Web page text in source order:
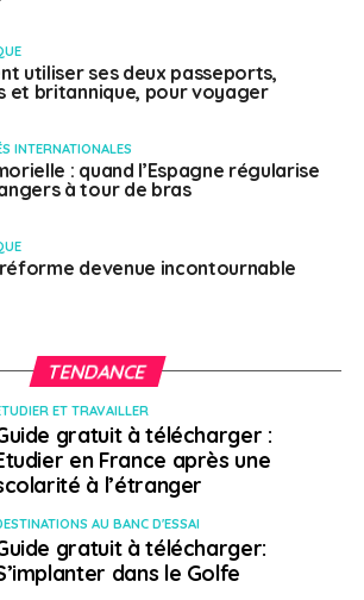
anglais toutes les informations
la sécurité en Corée : ”
” disponible sur iOs et Android.
la venue des typhons plusieurs
météorologique coréenne ;
américaine AFKN Korea :
MHZ, Province : 88.5 ou 88.3 Mhz (en
: bulletin d’information de la chaîne de
AFKN Korea (en anglais).
Ouragan Beryl– Publié le 11
de l’ouragan Beryl début juillet
destructions ont durablement
sur les îles de
utiliser ses deux passeports,
et britannique, pour voyager
INTERNATIONALES
: quand l’Espagne régularise
à tour de bras
réforme devenue incontournable
TENDANCE
ET TRAVAILLER
gratuit à télécharger :
en France après une
à l’étranger
AU BANC D'ESSAI
gratuit à télécharger:
dans le Golfe